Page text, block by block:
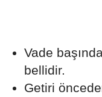
Vade
bellidir.
Getiri